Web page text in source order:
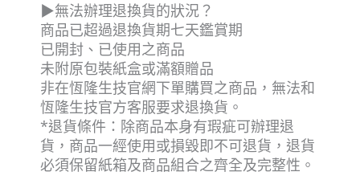
▶無法辦理退換貨的狀況？
商品已超過退換貨期七天鑑賞期
已開封、已使用之商品
未附原包裝紙盒或滿額贈品
非在恆隆生技官網下單購買之商品，無法和
恆隆生技官方客服要求退換貨。
*退貨條件：除商品本身有瑕疵可辦理退
貨，商品一經使用或損毀即不可退貨，退貨
必須保留紙箱及商品組合之齊全及完整性。